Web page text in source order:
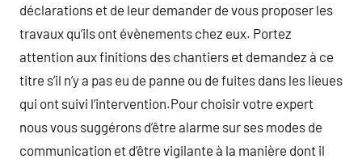
déclarations et de leur demander de vous proposer les
travaux qu’ils ont évènements chez eux. Portez
attention aux finitions des chantiers et demandez à ce
titre s’il n’y a pas eu de panne ou de fuites dans les lieues
qui ont suivi l’intervention.Pour choisir votre expert
nous vous suggérons d’être alarme sur ses modes de
communication et d’être vigilante à la manière dont il